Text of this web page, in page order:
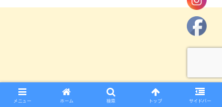
メニュー ホーム 検索 トップ サイドバー